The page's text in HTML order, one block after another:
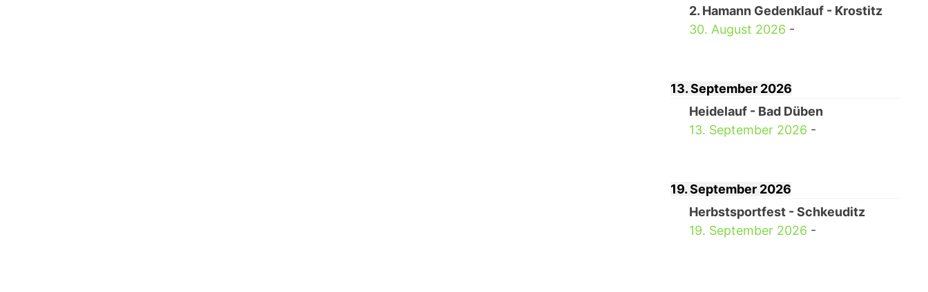
2. Hamann Gedenklauf - Krostitz
30. August 2026 -
13. September 2026
Heidelauf - Bad Düben
13. September 2026 -
19. September 2026
Herbstsportfest - Schkeuditz
19. September 2026 -